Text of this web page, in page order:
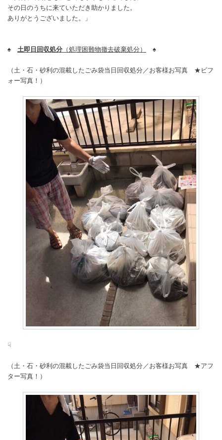
その日のうちに来ていただき助かりました。
ありがとうございました。」
♠ 土即日回収処分 （処理困難物撤去破棄処分） ♠
（土・石・砂利の混載したごみ袋当日回収処分／お客様お写真 ★ビフ
ォー写真！）
☟
（土・石・砂利の混載したごみ袋当日回収処分／お客様お写真 ★アフ
ター写真！）